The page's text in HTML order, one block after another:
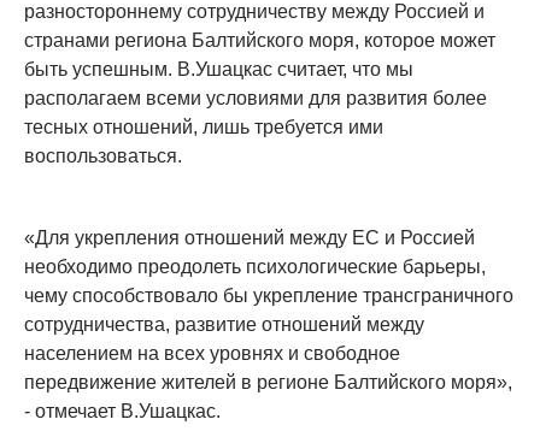
разностороннему сотрудничеству между Россией и
странами региона Балтийского моря, которое может
быть успешным. В.Ушацкас считает, что мы
располагаем всеми условиями для развития более
тесных отношений, лишь требуется ими
воспользоваться.
«Для укрепления отношений между ЕС и Россией
необходимо преодолеть психологические барьеры,
чему способствовало бы укрепление трансграничного
сотрудничества, развитие отношений между
населением на всех уровнях и свободное
передвижение жителей в регионе Балтийского моря»,
- отмечает В.Ушацкас.